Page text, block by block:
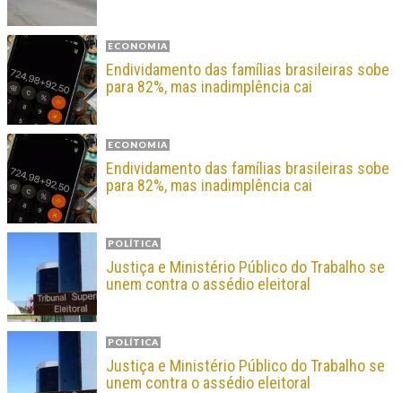
ECONOMIA
Endividamento das famílias brasileiras sobe
para 82%, mas inadimplência cai
ECONOMIA
Endividamento das famílias brasileiras sobe
para 82%, mas inadimplência cai
POLÍTICA
Justiça e Ministério Público do Trabalho se
unem contra o assédio eleitoral
POLÍTICA
Justiça e Ministério Público do Trabalho se
unem contra o assédio eleitoral